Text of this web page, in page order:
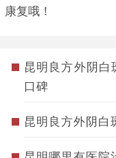
康复哦！
昆明良方外阴白
口碑
昆明良方外阴白